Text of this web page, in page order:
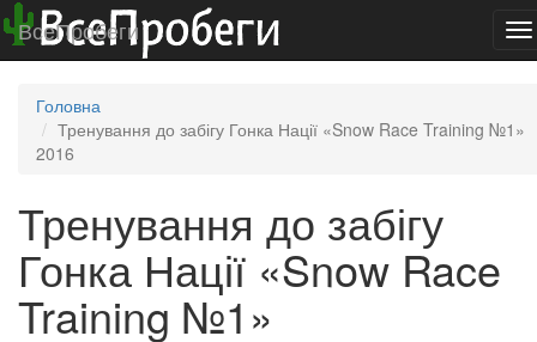
ВсеПробеги
Головна
Тренування до забігу Гонка Нації «Snow Race Training №1»
2016
Тренування до забігу
Гонка Нації «Snow Race
Training №1»